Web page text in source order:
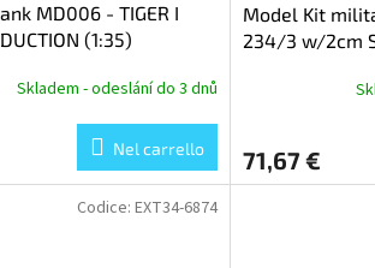
MD006 - TIGER I
(1:35)
Skladem - odeslání do 3 dnů
Nel carrello
Model Kit
234/3 w/2cm
71,67 €
Codice: EXT34-6874